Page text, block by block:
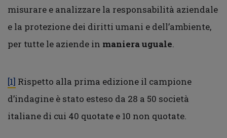
misurare e analizzare la responsabilità aziendale
e la protezione dei diritti umani e dell’ambiente,
per tutte le aziende in maniera uguale.
[1] Rispetto alla prima edizione il campione
d’indagine è stato esteso da 28 a 50 società
italiane di cui 40 quotate e 10 non quotate.